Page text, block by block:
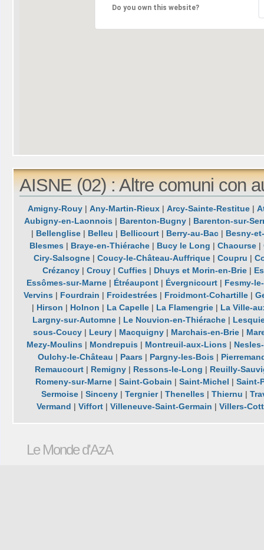
Do you own this website?
AISNE (02) : Altre comuni con
Amigny-Rouy |Any-Martin-Rieux |Arcy-Sainte-Restitue |
Aubigny-en-Laonnois | Barenton-Bugny | Barenton-sur-
| Bellenglise| Belleu | Bellicourt| Berry-au-Bac| Besny-
Blesmes | Braye-en-Thiérache | Bucy le Long |Chaourse |
Ciry-Salsogne |Coucy-le-Château-Auffrique |Coupru |
Crézancy| Crouy| Cuffies | Dhuys et Morin-en-Brie|
Essômes-sur-Marne | Étréaupont | Évergnicourt | Fesmy-
Vervins | Fourdrain | Froidestrées | Froidmont-Cohartille |
| Hirson | Holnon | La Capelle| La Flamengrie| La Ville-
Largny-sur-Automne | Le Nouvion-en-Thiérache |
sous-Coucy | Leury | Macquigny | Marchais-en-Brie |
Mezy-Moulins | Mondrepuis | Montreuil-aux-Lions |
Oulchy-le-Château | Paars | Pargny-les-Bois |
Remaucourt | Remigny | Ressons-le-Long | Reuilly-
Romeny-sur-Marne| Saint-Gobain | Saint-Michel | Saint-
Sermoise| Sinceny| Tergnier| Thenelles | Thiernu |
Vermand |Viffort |Villeneuve-Saint-Germain |Villers-
Le Monde d'AzA